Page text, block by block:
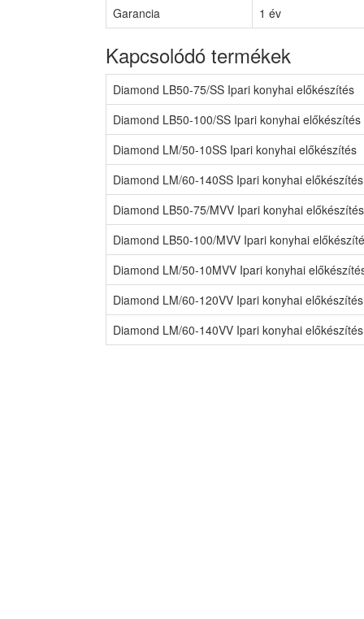
Garancia
1 év
Kapcsolódó termékek
Diamond LB50-75/SS Ipari konyhai előkészítés
Diamond LB50-100/SS Ipari konyhai előkészítés
Diamond LM/50-10SS Ipari konyhai előkészítés
Diamond LM/60-140SS Ipari konyhai előkészítés
Diamond LB50-75/MVV Ipari konyhai előkészítés
Diamond LB50-100/MVV Ipari konyhai
Diamond LM/50-10MVV Ipari konyhai
Diamond LM/60-120VV Ipari konyhai előkészítés
Diamond LM/60-140VV Ipari konyhai előkészítés